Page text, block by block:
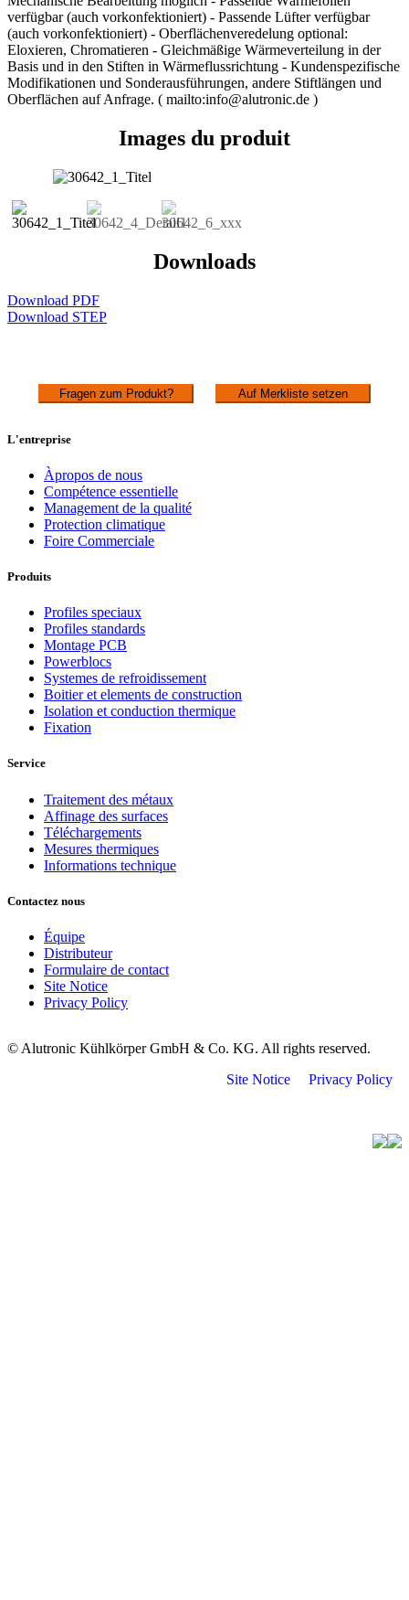
verfügbar (auch vorkonfektioniert) - Passende Lüfter verfügbar
(auch vorkonfektioniert) - Oberflächenveredelung optional:
Eloxieren, Chromatieren - Gleichmäßige Wärmeverteilung in der
Basis und in den Stiften in Wärmeflussrichtung - Kundenspezifische
Modifikationen und Sonderausführungen, andere Stiftlängen und
Oberflächen auf Anfrage. ( mailto:info@alutronic.de )
Images du produit
Downloads
Download PDF
Download STEP
Fragen zum Produkt? Auf Merkliste setzen
L'entreprise
Àpropos de nous
Compétence essentielle
Management de la qualité
Protection climatique
Foire Commerciale
Produits
Profiles speciaux
Profiles standards
Montage PCB
Powerblocs
Systemes de refroidissement
Boitier et elements de construction
Isolation et conduction thermique
Fixation
Service
Traitement des métaux
Affinage des surfaces
Téléchargements
Mesures thermiques
Informations technique
Contactez nous
Équipe
Distributeur
Formulaire de contact
Site Notice
Privacy Policy
© Alutronic Kühlkörper GmbH & Co. KG. All rights reserved.
Site Notice
Privacy Policy